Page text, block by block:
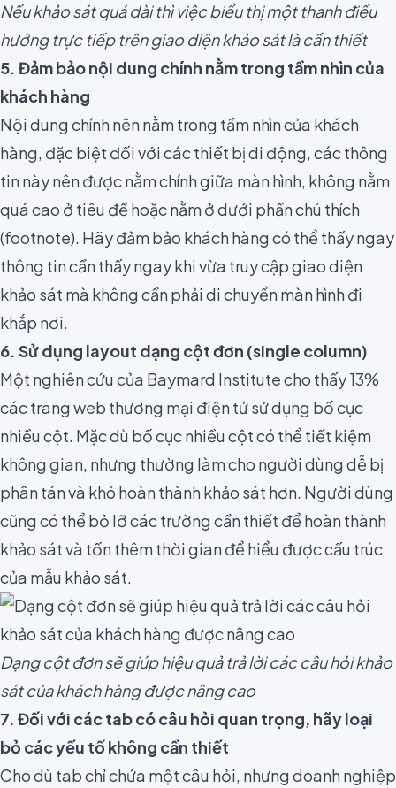
Nếu khảo sát quá dài thì việc biểu thị một thanh điều
hướng trực tiếp trên giao diện khảo sát là cần thiết
5. Đảm bảo nội dung chính nằm trong tầm nhìn của
khách hàng
Nội dung chính nên nằm trong tầm nhìn của khách
hàng, đặc biệt đối với các thiết bị di động, các thông
tin này nên được nằm chính giữa màn hình, không nằm
quá cao ở tiêu đề hoặc nằm ở dưới phần chú thích
(footnote). Hãy đảm bảo khách hàng có thể thấy ngay
thông tin cần thấy ngay khi vừa truy cập giao diện
khảo sát mà không cần phải di chuyển màn hình đi
khắp nơi.
6. Sử dụng layout dạng cột đơn (single column)
Một nghiên cứu của Baymard Institutecho thấy 13%
các trang web thương mại điện tử sử dụng bố cục
nhiều cột. Mặc dù bố cục nhiều cột có thể tiết kiệm
không gian, nhưng thường làm cho người dùng dễ bị
phân tán và khó hoàn thành khảo sát hơn. Người dùng
cũng có thể bỏ lỡ các trường cần thiết để hoàn thành
khảo sát và tốn thêm thời gian để hiểu được cấu trúc
của mẫu khảo sát.
Dạng cột đơn sẽ giúp hiệu quả trả lời các câu hỏi khảo
sát của khách hàng được nâng cao
7. Đối với các tab có câu hỏi quan trọng, hãy loại
bỏ các yếu tố không cần thiết
Cho dù tab chỉ chứa một câu hỏi, nhưng doanh nghiệp